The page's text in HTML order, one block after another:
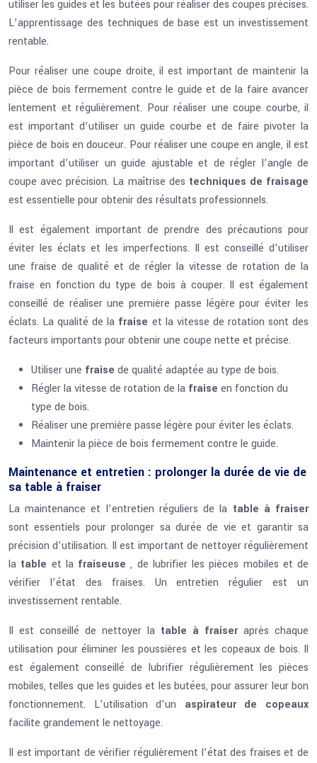
utiliser les guides et les butées pour réaliser des coupes précises.
L’apprentissage des techniques de base est un investissement
rentable.
Pour réaliser une coupe droite, il est important de maintenir la
pièce de bois fermement contre le guide et de la faire avancer
lentement et régulièrement. Pour réaliser une coupe courbe, il
est important d’utiliser un guide courbe et de faire pivoter la
pièce de bois en douceur. Pour réaliser une coupe en angle, il est
important d’utiliser un guide ajustable et de régler l’angle de
coupe avec précision. La maîtrise des techniques de fraisage
est essentielle pour obtenir des résultats professionnels.
Il est également important de prendre des précautions pour
éviter les éclats et les imperfections. Il est conseillé d’utiliser
une fraise de qualité et de régler la vitesse de rotation de la
fraise en fonction du type de bois à couper. Il est également
conseillé de réaliser une première passe légère pour éviter les
éclats. La qualité de la fraise et la vitesse de rotation sont des
facteurs importants pour obtenir une coupe nette et précise.
Utiliser une fraise de qualité adaptée au type de bois.
Régler la vitesse de rotation de la fraise en fonction du
type de bois.
Réaliser une première passe légère pour éviter les éclats.
Maintenir la pièce de bois fermement contre le guide.
Maintenance et entretien : prolonger la durée de vie de
sa table à fraiser
La maintenance et l’entretien réguliers de la table à fraiser
sont essentiels pour prolonger sa durée de vie et garantir sa
précision d’utilisation. Il est important de nettoyer régulièrement
la table et la fraiseuse, de lubrifier les pièces mobiles et de
vérifier l’état des fraises. Un entretien régulier est un
investissement rentable.
Il est conseillé de nettoyer la table à fraiser après chaque
utilisation pour éliminer les poussières et les copeaux de bois. Il
est également conseillé de lubrifier régulièrement les pièces
mobiles, telles que les guides et les butées, pour assurer leur bon
fonctionnement. L’utilisation d’un aspirateur de copeaux
facilite grandement le nettoyage.
Il est important de vérifier régulièrement l’état des fraises et de